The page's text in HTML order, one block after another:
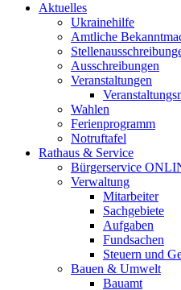
Aktuelles
Ukrainehilfe
Amtliche
Ausschreibungen
Veranstaltungen
Wahlen
Ferienprogramm
Notruftafel
Rathaus & Service
Bürgerservice
Verwaltung
Mitarbeiter
Sachgebiete
Aufgaben
Fundsachen
Steuern und
Bauen & Umwelt
Bauamt